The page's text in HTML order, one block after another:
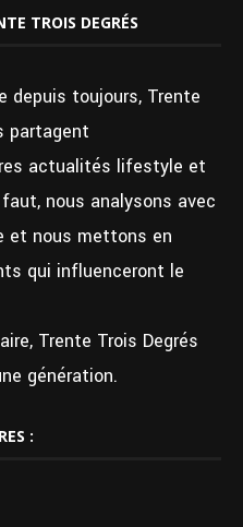
TROIS DEGRÉS
toujours, Trente
partagent
actualités lifestyle et
nous analysons avec
et nous mettons en
qui influenceront le
Trente Trois Degrés
génération.
: